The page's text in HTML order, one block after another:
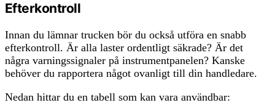
Efterkontroll
Innan du lämnar trucken bör du också utföra en snabb
efterkontroll. Är alla laster ordentligt säkrade? Är det
några varningssignaler på instrumentpanelen? Kanske
behöver du rapportera något ovanligt till din handledare.
Nedan hittar du en tabell som kan vara användbar: